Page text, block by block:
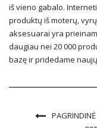
iš vieno gabalo.
produktų iš moterų,
aksesuarai yra
daugiau nei 20 000
bazę ir pridedame